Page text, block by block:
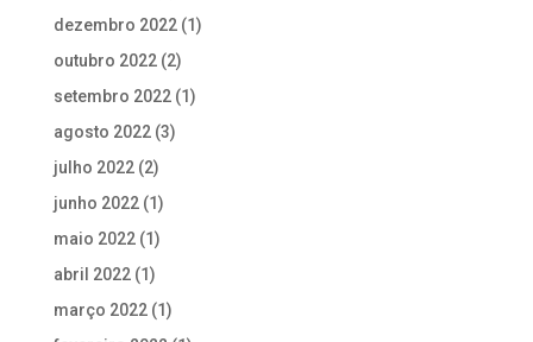
dezembro 2022(1)
outubro 2022(2)
setembro 2022(1)
agosto 2022(3)
julho 2022(2)
junho 2022(1)
maio 2022(1)
abril 2022(1)
março 2022(1)